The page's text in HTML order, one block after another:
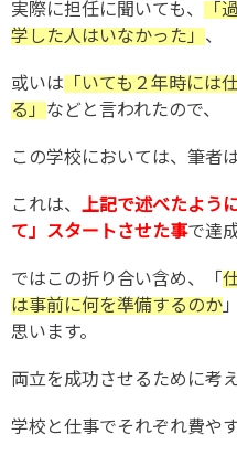
実際に担任に聞いても、
「
学した人はいなかった」 、
或いは 「いても２年時には
る」 などと言われたので、
この学校においては、筆者
これは、 上記で述べたよう
て」スタートさせた事で達
ではこの折り合い含め、「
は事前に何を準備するのか
思います。
両立を成功させるために考
学校と仕事でそれぞれ費や